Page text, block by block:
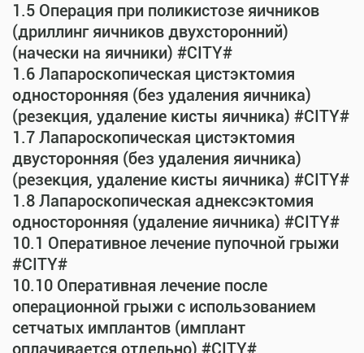
1.5 Операция при поликистозе яичников
(дриллинг яичников двухсторонний)
(начески на яичники) #CITY#
1.6 Лапароскопическая цистэктомия
односторонняя (без удаления яичника)
(резекция, удаление кисты яичника) #CITY#
1.7 Лапароскопическая цистэктомия
двусторонняя (без удаления яичника)
(резекция, удаление кисты яичника) #CITY#
1.8 Лапароскопическая аднексэктомия
односторонняя (удаление яичника) #CITY#
10.1 Оперативное лечение пупочной грыжи
#CITY#
10.10 Оперативная лечение после
операционной грыжи с использованием
сетчатых имплантов (имплант
оплачивается отдельно) #CITY#